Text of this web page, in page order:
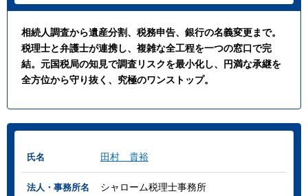
相続人調査から遺産分割、税務申告、銀行の名義変更まで。
税理士と弁護士が連携し、複雑な全工程を一つの窓口で完
結。元国税局の知見で調査リスクを最小化し、円満な承継を
全方位から守り抜く、究極のワンストップ。
氏名 田村 貴裕
法人・事務所名 シャローム税理士事務所